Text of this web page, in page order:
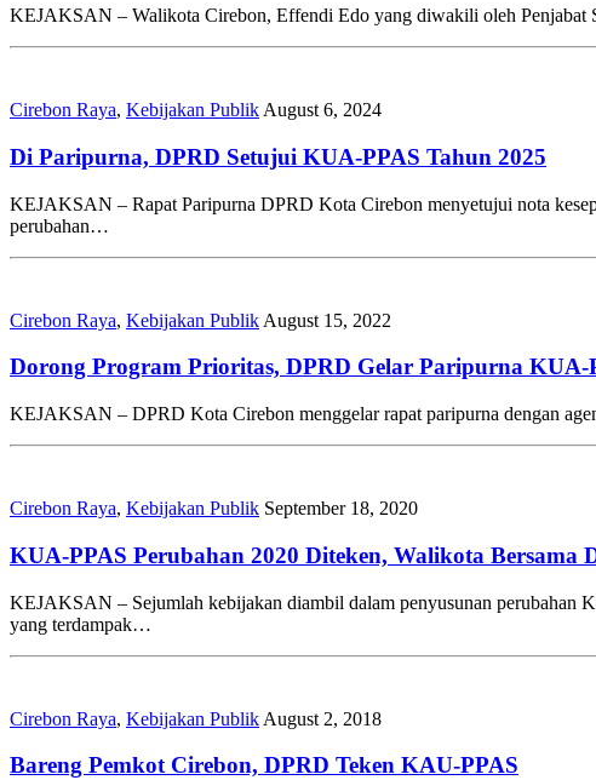
KEJAKSAN – Walikota Cirebon, Effendi Edo yang diwakili oleh Penjabat
Cirebon Raya, Kebijakan Publik August 6, 2024
Di Paripurna, DPRD Setujui KUA-PPAS Tahun 2025
KEJAKSAN – Rapat Paripurna DPRD Kota Cirebon menyetujui nota
perubahan…
Cirebon Raya, Kebijakan Publik August 15, 2022
Dorong Program Prioritas, DPRD Gelar Paripurna KUA-
KEJAKSAN – DPRD Kota Cirebon menggelar rapat paripurna dengan
Cirebon Raya, Kebijakan Publik September 18, 2020
KUA-PPAS Perubahan 2020 Diteken, Walikota
KEJAKSAN – Sejumlah kebijakan diambil dalam penyusunan perubahan
yang terdampak…
Cirebon Raya, Kebijakan Publik August 2, 2018
Bareng Pemkot Cirebon, DPRD Teken KAU-PPAS